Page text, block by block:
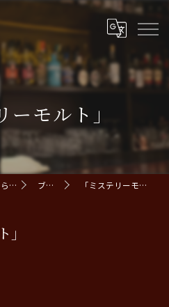
ーモルト」
熊本県熊本市中央区のバーならCoBar ブログ 「ミステリーモルト」
」